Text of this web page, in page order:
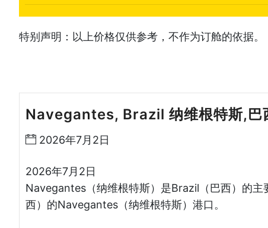
特别声明：以上价格仅供参考，不作为订舱的依据。
Navegantes, Brazil 纳维根特斯,巴
2026年7月2日
2026年7月2日
Navegantes（纳维根特斯）是Brazil（巴西）的
西）的Navegantes（纳维根特斯）港口。